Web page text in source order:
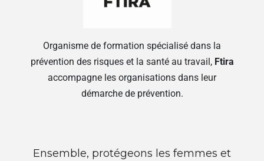
Organisme de formation spécialisé dans la
prévention des risques et la santé au travail, Ftira
accompagne les organisations dans leur
démarche de prévention.
Ensemble, protégeons les femmes et